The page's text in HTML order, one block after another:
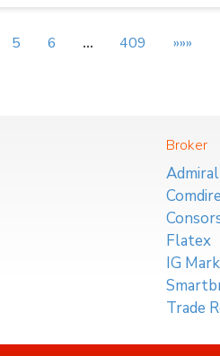
5 6 … 409 »»»
Broker
Flatex
IG
Trade